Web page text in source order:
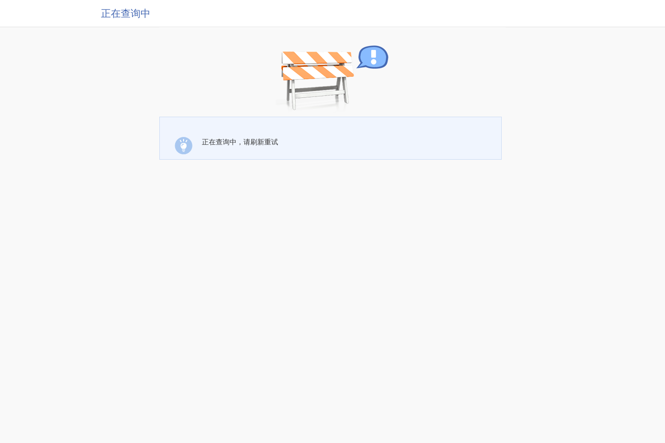
正在查询中
正在查询中，请刷新重试